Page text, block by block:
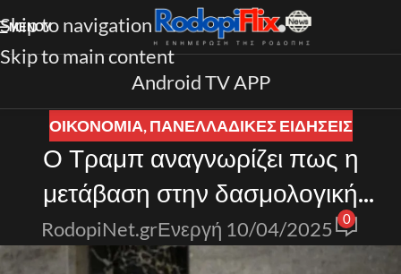
Skip to navigation
Skip to main content
ΜΕΝΟΎ
Android TV APP
ΟΙΚΟΝΟΜΙΑ,ΠΑΝΕΛΛΑΔΙΚΈΣ ΕΙΔΉΣΕΙΣ
Ο Τραμπ αναγνωρίζει πως η
μετάβαση στην δασμολογική
πολιτική του θα έχει ένα τίμημα
RodopiNet.grΕνεργή 10/04/2025 0